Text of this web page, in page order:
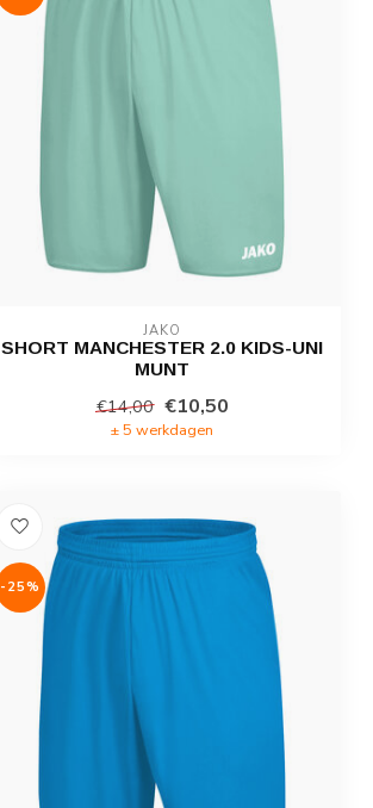
JAKO
SHORT MANCHESTER 2.0 KIDS-UNI
MUNT
€14,00 €10,50
± 5 werkdagen
-25%